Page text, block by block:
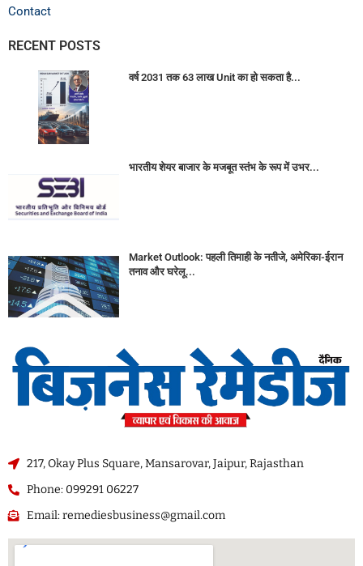
Contact
RECENT POSTS
वर्ष 2031 तक 63 लाख Unit का हो सकता है...
भारतीय शेयर बाजार के मजबूत स्तंभ के रूप में उभर...
Market Outlook: पहली तिमाही के नतीजे, अमेरिका-ईरान
तनाव और घरेलू...
217, Okay Plus Square, Mansarovar, Jaipur, Rajasthan
Phone: 099291 06227
Email: remediesbusiness@gmail.com